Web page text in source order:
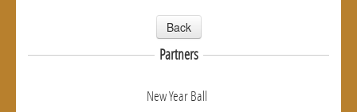
Back
Partners
New Year Ball